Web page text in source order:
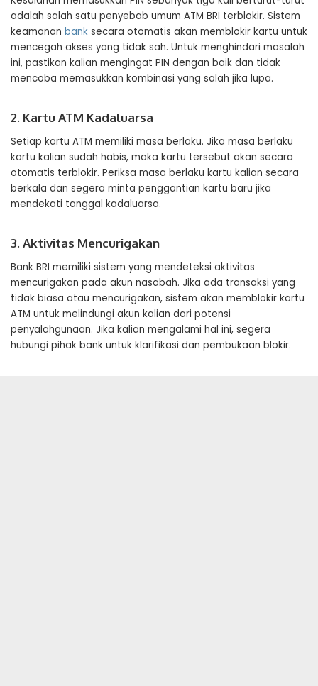
adalah salah satu penyebab umum ATM BRI terblokir. Sistem
keamanan bank secara otomatis akan memblokir kartu untuk
mencegah akses yang tidak sah. Untuk menghindari masalah
ini, pastikan kalian mengingat PIN dengan baik dan tidak
mencoba memasukkan kombinasi yang salah jika lupa.
2. Kartu ATM Kadaluarsa
Setiap kartu ATM memiliki masa berlaku. Jika masa berlaku
kartu kalian sudah habis, maka kartu tersebut akan secara
otomatis terblokir. Periksa masa berlaku kartu kalian secara
berkala dan segera minta penggantian kartu baru jika
mendekati tanggal kadaluarsa.
3. Aktivitas Mencurigakan
Bank BRI memiliki sistem yang mendeteksi aktivitas
mencurigakan pada akun nasabah. Jika ada transaksi yang
tidak biasa atau mencurigakan, sistem akan memblokir kartu
ATM untuk melindungi akun kalian dari potensi
penyalahgunaan. Jika kalian mengalami hal ini, segera
hubungi pihak bank untuk klarifikasi dan pembukaan blokir.